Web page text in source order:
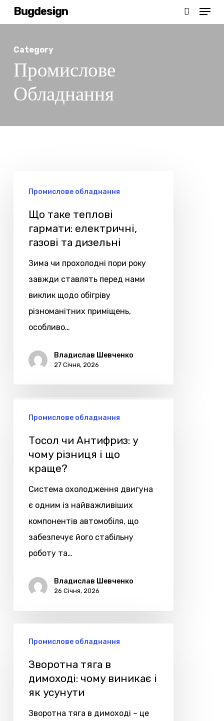
Skip
to
content
Bugdesign
search
Menu
Category
Промислове
Обладнання
таке
теплові
гармати:
електричні,
газові
Промислове обладнання
Що таке теплові
гармати: електричні,
газові та дизельні
Зима чи прохолодні пори року
завжди ставлять перед нами
виклик щодо обігріву
різноманітних приміщень,
особливо…
Владислав Шевченко
27 Січня, 2026
Антифриз:
чому
різниця
краще?
Промислове обладнання
Тосол чи Антифриз: у
чому різниця і що
краще?
Система охолодження двигуна
є одним із найважливіших
компонентів автомобіля, що
забезпечує його стабільну
роботу та…
Владислав Шевченко
26 Січня, 2026
тяга
димоході:
чому
виникає
Промислове обладнання
Зворотна тяга в
димоході: чому виникає і
як усунути
Зворотна тяга в димоході – це